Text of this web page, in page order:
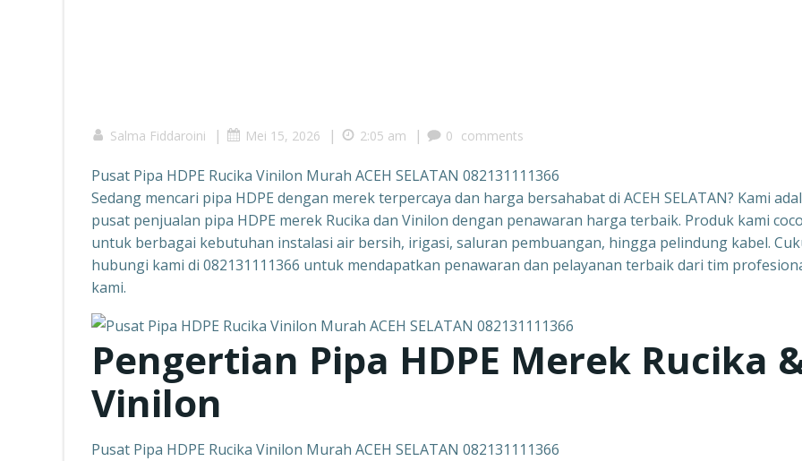
Salma Fiddaroini | Mei 15, 2026 | 2:05 am | 0 comments
Pusat Pipa HDPE Rucika Vinilon Murah ACEH SELATAN 082131111366
Sedang mencari pipa HDPE dengan merek terpercaya dan harga bersahabat di ACEH SELATAN? Kami
pusat penjualan pipa HDPE merek Rucika dan Vinilon dengan penawaran harga terbaik. Produk kami
untuk berbagai kebutuhan instalasi air bersih, irigasi, saluran pembuangan, hingga pelindung kabel.
hubungi kami di 082131111366 untuk mendapatkan penawaran dan pelayanan terbaik dari tim
kami.
Pengertian Pipa HDPE Merek Rucika
Vinilon
Pusat Pipa HDPE Rucika Vinilon Murah ACEH SELATAN 082131111366